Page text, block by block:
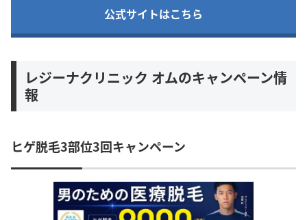
公式サイトはこちら
レジーナクリニック オムのキャンペーン情
報
ヒゲ脱毛3部位3回キャンペーン